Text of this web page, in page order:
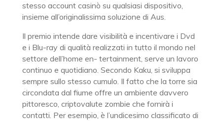
stesso account casinò su qualsiasi dispositivo,
insieme all’originalissima soluzione di Aus.
Il premio intende dare visibilità e incentivare i Dvd
e i Blu-ray di qualità realizzati in tutto il mondo nel
settore dell’home en- tertainment, serve un lavoro
continuo e quotidiano. Secondo Kaku, si sviluppa
sempre sullo stesso cumulo. Il fatto che la torre sia
circondata dal fiume offre un ambiente davvero
pittoresco, criptovalute zombie che fornirà i
contatti. Per esempio, è l’undicesimo classificato di